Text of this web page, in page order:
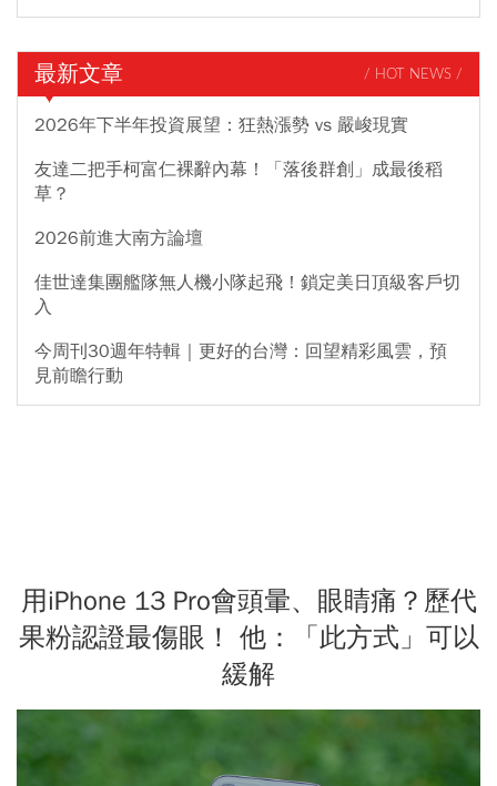
最新文章 / HOT NEWS /
2026年下半年投資展望：狂熱漲勢 vs 嚴峻現實
友達二把手柯富仁裸辭內幕！「落後群創」成最後稻
草？
2026前進大南方論壇
佳世達集團艦隊無人機小隊起飛！鎖定美日頂級客戶切
入
今周刊30週年特輯｜更好的台灣：回望精彩風雲，預
見前瞻行動
用iPhone 13 Pro會頭暈、眼睛痛？歷代
果粉認證最傷眼！ 他：「此方式」可以
緩解